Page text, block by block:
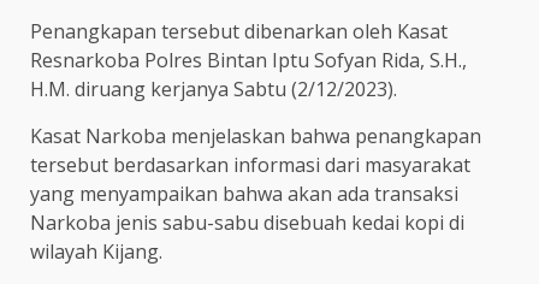
Penangkapan tersebut dibenarkan oleh Kasat
Resnarkoba Polres Bintan Iptu Sofyan Rida, S.H.,
H.M. diruang kerjanya Sabtu (2/12/2023).
Kasat Narkoba menjelaskan bahwa penangkapan
tersebut berdasarkan informasi dari masyarakat
yang menyampaikan bahwa akan ada transaksi
Narkoba jenis sabu-sabu disebuah kedai kopi di
wilayah Kijang.